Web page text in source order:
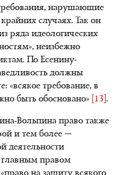
нарушающие
случаях. Так он
ряда идеологических
неизбежно
По Есенину-
должны
«всякое требование, в
быть обосновано» [13] .
Вольпина право также
и тем более —
деятельности
правом